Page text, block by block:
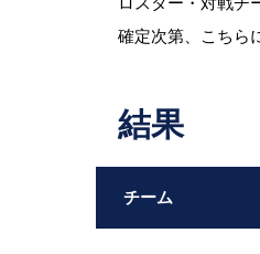
確定次第、こちら
結果
チーム